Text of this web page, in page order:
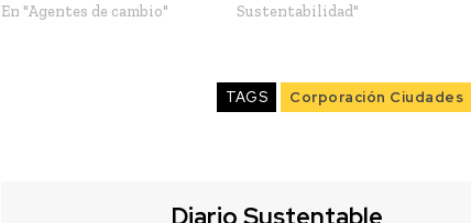
En "Agentes de cambio"
Sustentabilidad"
TAGS Corporación Ciudades